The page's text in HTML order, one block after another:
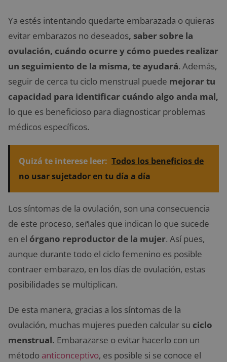
Ya estés intentando quedarte embarazada o quieras
evitar embarazos no deseados, saber sobre la
ovulación, cuándo ocurre y cómo puedes realizar
un seguimiento de la misma, te ayudará. Además,
seguir de cerca tu ciclo menstrual puede mejorar tu
capacidad para identificar cuándo algo anda mal,
lo que es beneficioso para diagnosticar problemas
médicos específicos.
Quizá te interese leer: Todos los beneficios de
no usar sujetador en tu día a día
Los síntomas de la ovulación, son una consecuencia
de este proceso, señales que indican lo que sucede
en el órgano reproductor de la mujer. Así pues,
aunque durante todo el ciclo femenino es posible
contraer embarazo, en los días de ovulación, estas
posibilidades se multiplican.
De esta manera, gracias a los síntomas de la
ovulación, muchas mujeres pueden calcular su ciclo
menstrual. Embarazarse o evitar hacerlo con un
método anticonceptivo, es posible si se conoce el